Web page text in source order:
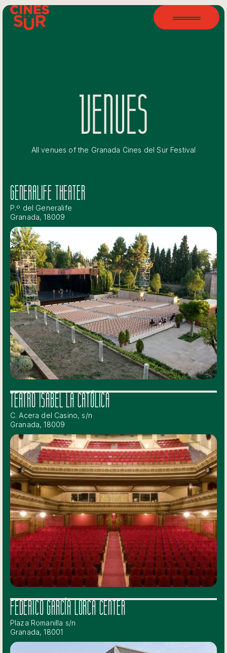
VENUES
All venues of the Granada Cines del Sur Festival
GENERALIFE THEATER
P.º del Generalife
Granada, 18009
TEATRO ISABEL LA CATÓLICA
C. Acera del Casino, s/n
Granada, 18009
FEDERICO GARCÍA LORCA CENTER
Plaza Romanilla s/n
Granada, 18001